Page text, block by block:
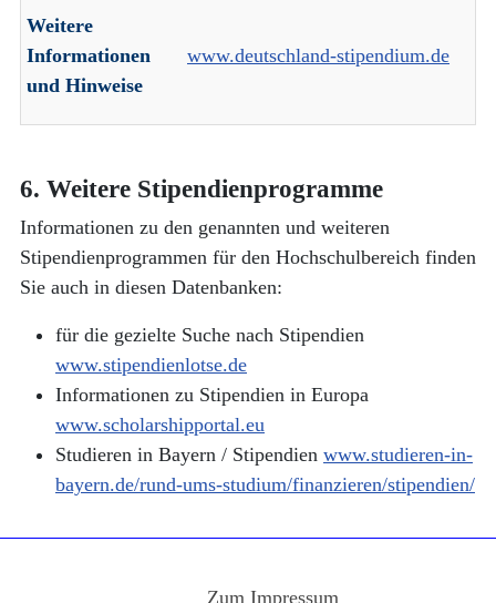
Weitere
Informationen
und Hinweise
www.deutschland-stipendium.de
6. Weitere Stipendienprogramme
Informationen zu den genannten und weiteren
Stipendienprogrammen für den Hochschulbereich finden
Sie auch in diesen Datenbanken:
für die gezielte Suche nach Stipendien
www.stipendienlotse.de
Informationen zu Stipendien in Europa
www.scholarshipportal.eu
Studieren in Bayern / Stipendien www.studieren-in-
bayern.de/rund-ums-studium/finanzieren/stipendien/
Zum Impressum